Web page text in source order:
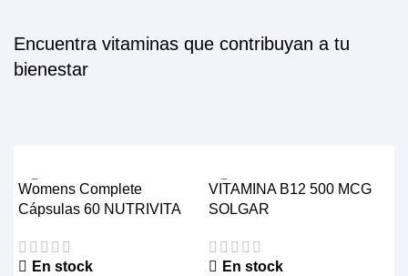
Encuentra vitaminas que contribuyan a tu
bienestar
Womens Complete
Cápsulas 60 NUTRIVITA
En stock
VITAMINA B12 500 MCG
SOLGAR
En stock